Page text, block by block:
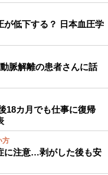
が低下する？ 日本血圧学
脈解離の患者さんに話
18カ月でも仕事に復帰
方
に注意…剥がした後も安